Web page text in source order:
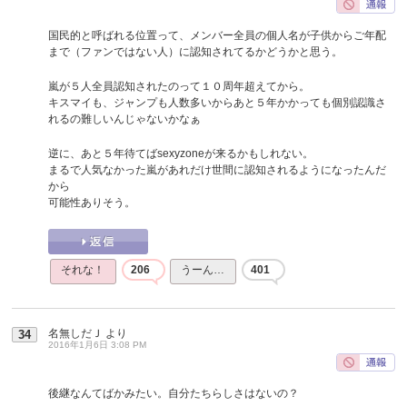
国民的と呼ばれる位置って、メンバー全員の個人名が子供からご年配
まで（ファンではない人）に認知されてるかどうかと思う。
嵐が５人全員認知されたのって１０周年超えてから。
キスマイも、ジャンプも人数多いからあと５年かかっても個別認識さ
れるの難しいんじゃないかなぁ
逆に、あと５年待てばsexyzoneが来るかもしれない。
まるで人気なかった嵐があれだけ世間に認知されるようになったんだ
から
可能性ありそう。
それな！ 206 うーん… 401
34 名無しだＪ より
2016年1月6日 3:08 PM
後継なんてばかみたい。自分たちらしさはないの？